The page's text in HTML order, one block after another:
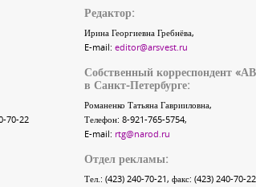
70-22
Редактор:
Ирина Георгиевна Гребнёва,
E-mail: editor@arsvest.ru
Собственный корреспондент
в Санкт-Петербурге:
Романенко Татьяна Гаврииловна,
Телефон: 8-921-765-5754,
E-mail: rtg@narod.ru
Отдел рекламы:
Тел.: (423) 240-70-21, факс: (423) 240-70-22